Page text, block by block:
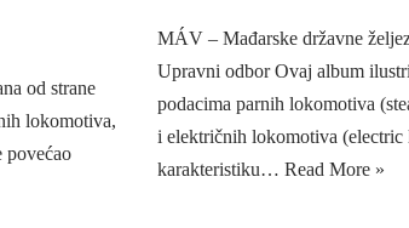
od strane
lokomotiva,
povećao
MÁV – Mađarske državne
Upravni odbor Ovaj album
podacima parnih lokomotiva
i električnih lokomotiva (electric
karakteristiku… Read More »